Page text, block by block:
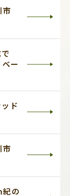
市
ー
ド
市
紀の